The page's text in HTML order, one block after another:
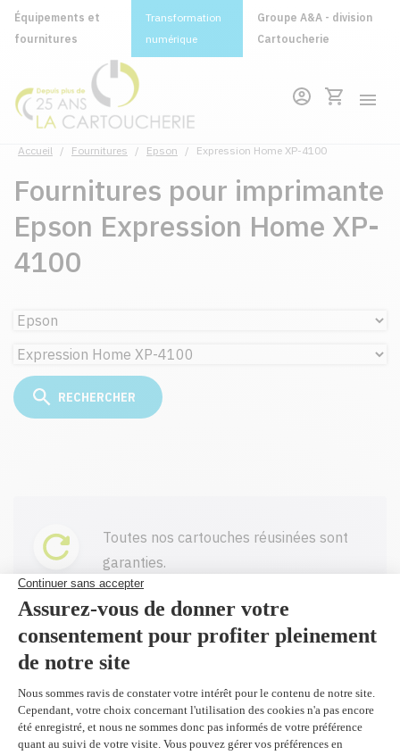
Équipements et
fournitures
Transformation
numérique
Groupe A&A - division
Cartoucherie
Accueil / Fournitures / Epson / Expression Home XP-4100
Fournitures pour imprimante
Epson Expression Home XP-
4100
Toutes nos cartouches réusinées sont
garanties.
Livraison gratuite sur tout achat de